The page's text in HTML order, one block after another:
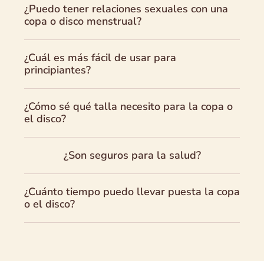
¿Puedo tener relaciones sexuales con una
copa o disco menstrual?
¿Cuál es más fácil de usar para
principiantes?
¿Cómo sé qué talla necesito para la copa o
el disco?
¿Son seguros para la salud?
¿Cuánto tiempo puedo llevar puesta la copa
o el disco?